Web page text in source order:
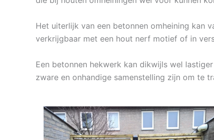
Het uiterlijk van een betonnen omheining kan
verkrijgbaar met een hout nerf motief of in
Een betonnen hekwerk kan dikwijls wel
zware en onhandige samenstelling zijn om te